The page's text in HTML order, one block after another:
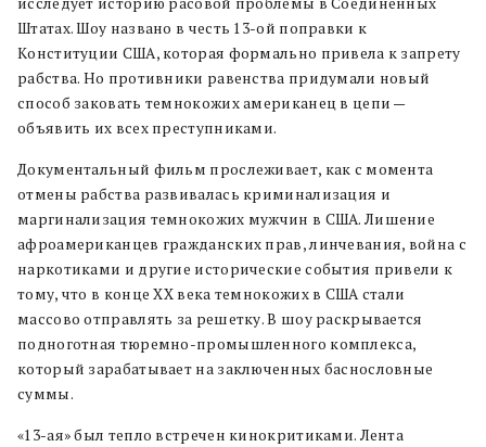
Штатах. Шоу названо в честь 13-ой поправки к
Конституции США, которая формально привела к запрету
рабства. Но противники равенства придумали новый
способ заковать темнокожих американец в цепи —
объявить их всех преступниками.
Документальный фильм прослеживает, как с момента
отмены рабства развивалась криминализация и
маргинализация темнокожих мужчин в США. Лишение
афроамериканцев гражданских прав, линчевания, война с
наркотиками и другие исторические события привели к
тому, что в конце ХХ века темнокожих в США стали
массово отправлять за решетку. В шоу раскрывается
подноготная тюремно-промышленного комплекса,
который зарабатывает на заключенных баснословные
суммы.
«13-ая» был тепло встречен кинокритиками. Лента